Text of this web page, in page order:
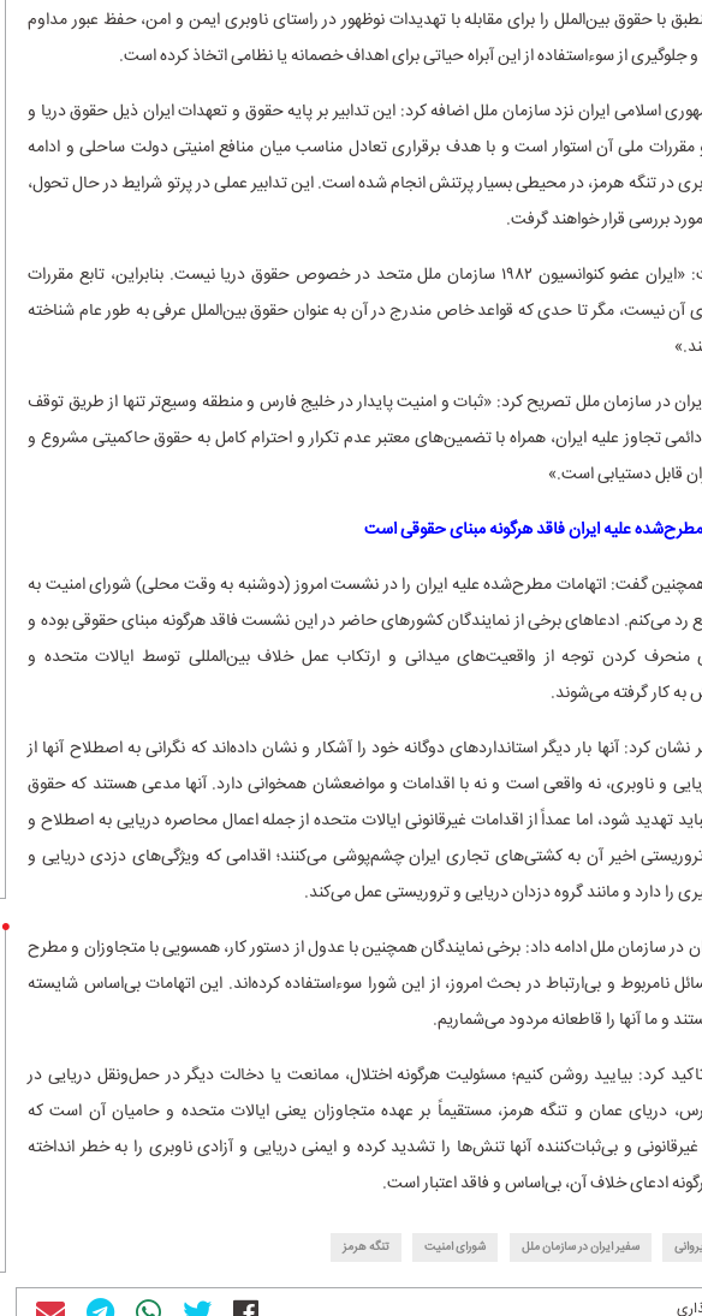
با حقوق بین‌الملل را برای مقابله با تهدیدات نوظهور در راستای ناوبری ایمن و امن، حفظ عبور مداوم
جلوگیری از سوءاستفاده از این آبراه حیاتی برای اهداف خصمانه یا نظامی اتخاذ کرده است.
اسلامی ایران نزد سازمان ملل اضافه کرد: این تدابیر بر پایه حقوق و تعهدات ایران ذیل حقوق دریا و
مقررات ملی آن استوار است و با هدف برقراری تعادل مناسب میان منافع امنیتی دولت ساحلی و ادامه
در تنگه هرمز، در محیطی بسیار پرتنش انجام شده است. این تدابیر عملی در پرتو شرایط در حال تحول،
بررسی قرار خواهند گرفت.
وی گفت: «ایران عضو کنوانسیون ۱۹۸۲ سازمان ملل متحد در خصوص حقوق دریا نیست. بنابراین، تابع مقررات
آن نیست، مگر تا حدی که قواعد خاص مندرج در آن به عنوان حقوق بین‌الملل عرفی به طور عام شناخته
در سازمان ملل تصریح کرد: «ثبات و امنیت پایدار در خلیج فارس و منطقه وسیع‌تر تنها از طریق توقف
دائمی تجاوز علیه ایران، همراه با تضمین‌های معتبر عدم تکرار و احترام کامل به حقوق حاکمیتی مشروع و
قابل دستیابی است.»
علیه ایران فاقد هرگونه مبنای حقوقی است
همچنین گفت: اتهامات مطرح‌شده علیه ایران را در نشست امروز (دوشنبه به وقت محلی) شورای امنیت به
رد می‌کنم. ادعاهای برخی از نمایندگان کشورهای حاضر در این نشست فاقد هرگونه مبنای حقوقی بوده و
منحرف کردن توجه از واقعیت‌های میدانی و ارتکاب عمل خلاف بین‌المللی توسط ایالات متحده و
به کار گرفته می‌شوند.
کرد: آنها بار دیگر استانداردهای دوگانه خود را آشکار و نشان داده‌اند که نگرانی به اصطلاح آنها از
و ناوبری، نه واقعی است و نه با اقدامات و مواضعشان همخوانی دارد. آنها مدعی‌ هستند که حقوق
تهدید شود، اما عمداً از اقدامات غیرقانونی ایالات متحده از جمله اعمال محاصره دریایی به اصطلاح و
اخیر آن به کشتی‌های تجاری ایران چشم‌پوشی می‌کنند؛ اقدامی که ویژگی‌های دزدی دریایی و
را دارد و مانند گروه دزدان دریایی و تروریستی عمل می‌کند.
در سازمان ملل ادامه داد: برخی نمایندگان همچنین با عدول از دستور کار، همسویی با متجاوزان و مطرح
نامربوط و بی‌ارتباط در بحث امروز، از این شورا سوءاستفاده کرده‌اند. این اتهامات بی‌اساس شایسته
و ما آنها را قاطعانه مردود می‌شماریم.
کرد: بیایید روشن کنیم؛ مسئولیت هرگونه اختلال، ممانعت یا دخالت دیگر در حمل‌ونقل دریایی در
دریای عمان و تنگه هرمز، مستقیماً بر عهده متجاوزان یعنی ایالات متحده و حامیان آن است که
و بی‌ثبات‌کننده آنها تنش‌ها را تشدید کرده و ایمنی دریایی و آزادی ناوبری را به خطر انداخته
ادعای خلاف آن، بی‌اساس و فاقد اعتبار است.
سفیر ایران در سازمان ملل شورای امنیت تنگه هرمز